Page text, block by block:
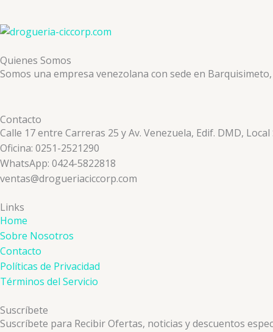
Quienes Somos
Somos una empresa venezolana con sede en
Contacto
Calle 17 entre Carreras 25 y Av. Venezuela, Edif. DMD,
Oficina: 0251-2521290
WhatsApp: 0424-5822818
ventas@drogueriaciccorp.com
Links
Home
Sobre Nosotros
Contacto
Políticas de Privacidad
Términos del Servicio
Suscríbete
Suscríbete para Recibir Ofertas, noticias y descuentos